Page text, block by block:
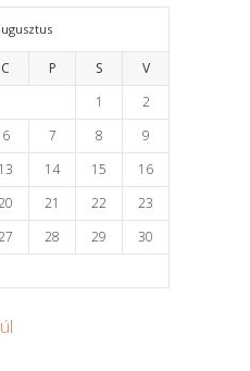
C P S
V
1
2
6 7 8
9
13 14 15
16
21 22
23
28 29
30